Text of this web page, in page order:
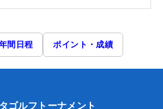
間日程 ポイント・成績
ゴルフトーナメント